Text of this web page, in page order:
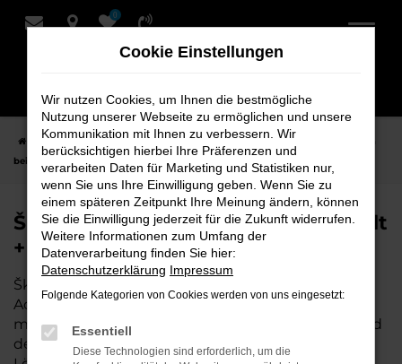
Zum
0
Startseite Achim Škoda Škoda Fabia
Škoda Fabia Neuwagen
bei Schmidt + Koch für Achim
Škoda Fabia Neuwagen bei Schmidt
+ Koch für Achim
Škoda Fabia ist die perfekte Wahl für alle, die für
Achim einen Neuwagen suchen. Mit seiner
modernen Technik, seinem effizienten Antrieb und
dem stilvollen Design ist der Fabia die ideale
Cookie Einstellungen
Wir nutzen Cookies, um Ihnen die bestmögliche
Nutzung unserer Webseite zu ermöglichen und unsere
Kommunikation mit Ihnen zu verbessern. Wir
berücksichtigen hierbei Ihre Präferenzen und
verarbeiten Daten für Marketing und Statistiken nur,
wenn Sie uns Ihre Einwilligung geben. Wenn Sie zu
einem späteren Zeitpunkt Ihre Meinung ändern, können
Sie die Einwilligung jederzeit für die Zukunft widerrufen.
Weitere Informationen zum Umfang der
Datenverarbeitung finden Sie hier:
Datenschutzerklärung Impressum
Folgende Kategorien von Cookies werden von uns eingesetzt:
Essentiell
Diese Technologien sind erforderlich, um die